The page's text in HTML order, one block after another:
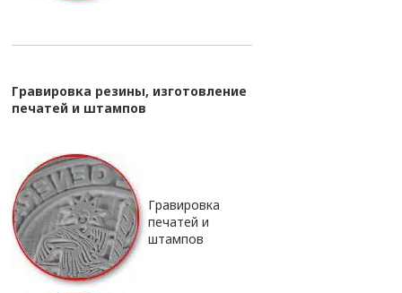
Гравировка резины, изготовление
печатей и штампов
Гравировка
печатей и
штампов